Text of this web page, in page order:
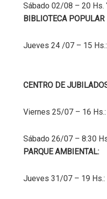
Sábado 02/08 – 20 Hs.
BIBLIOTECA POPULAR
Jueves 24 /07 – 15
CENTRO DE
Viernes 25/07 – 16
Sábado 26/07 – 8:30
PARQUE AMBIENTAL:
Jueves 31/07 – 19 Hs.: